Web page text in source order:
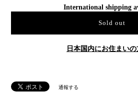
International shipping
Sold out
日本国内にお住まい
通報する